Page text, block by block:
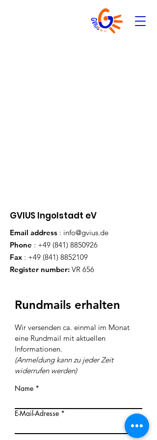
GVIUS Ingolstadt eV
Email address : info@gvius.de
Phone : +49 (841) 8850926
Fax : +49 (841) 8852109
Register number: VR 656
Rundmails erhalten
Wir versenden ca. einmal im Monat
eine Rundmail mit aktuellen
Informationen.
(Anmeldung kann zu jeder Zeit
widerrufen werden)
Name
E-Mail-Adresse